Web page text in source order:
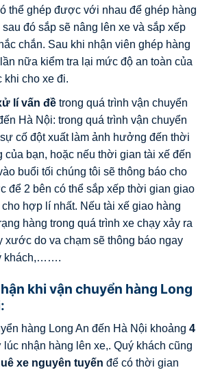
thể ghép được với nhau để ghép hàng
đó sắp sẽ nâng lên xe và sắp xếp
chắn. Sau khi nhận viên ghép hàng
nữa kiểm tra lại mức độ an toàn của
khi cho xe đi.
lí vấn đềtrong quá trình vận chuyển
Hà Nội: trong quá trình vận chuyển
cố đột xuất làm ảnh hưởng đến thời
của bạn, hoặc nếu thời gian tài xế đến
buổi tối chúng tôi sẽ thông báo cho
để 2 bên có thể sắp xếp thời gian giao
hợp lí nhất. Nếu tài xế giao hàng
hàng trong quá trình xe chạy xảy ra
xước do va chạm sẽ thông báo ngay
khách,…….
khi vận chuyển hàng Long
hàng Long An đến Hà Nội khoảng 4
nhận hàng lên xe,. Quý khách cũng
xe nguyên tuyến để có thời gian